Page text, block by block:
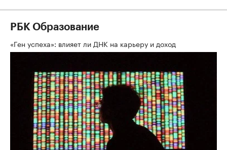
РБК Образование
«Ген успеха»: влияет ли ДНК на карьеру и доход